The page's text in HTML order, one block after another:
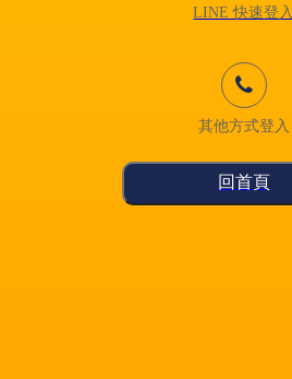
LINE 快速登入
其他方式登入
回首頁